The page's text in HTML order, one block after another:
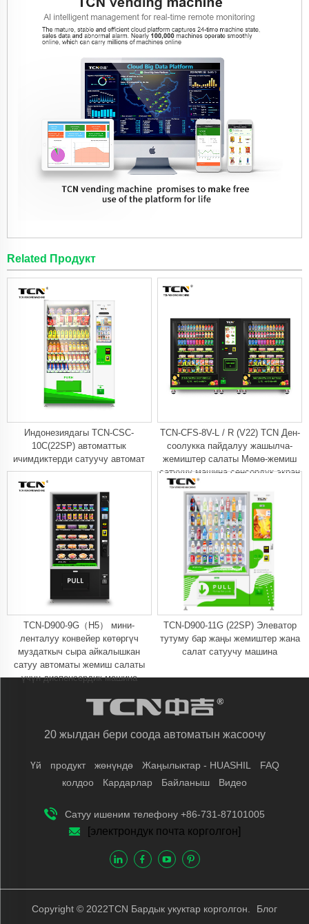
Related Продукт
Индонезиядагы TCN-CSC-
10C(22SP) автоматтык
ичимдиктерди сатуучу автомат
TCN-CFS-8V-L / R (V22) TCN Ден-
соолукка пайдалуу жашылча-
жемиштер салаты Мөмө-жемиш
сатуучу машина сенсордук экран
TCN-D900-9G（H5） мини-
ленталуу конвейер көтөргүч
муздаткыч сыра айкалышкан
сатуу автоматы жемиш салаты
үчүн диспенсердик машина
TCN-D900-11G (22SP) Элеватор
тутуму бар жаңы жемиштер жана
салат сатуучу машина
20 жылдан бери соода автоматын жасоочу
Үй продукт жөнүндө Жаңылыктар - HUASHIL
FAQ
колдоо
Кардарлар Байланыш Видео
Сатуу ишеним телефону +86-731-87101005
[электрондук почта корголгон]
Copyright © 2022TCN Бардык укуктар корголгон. Блог